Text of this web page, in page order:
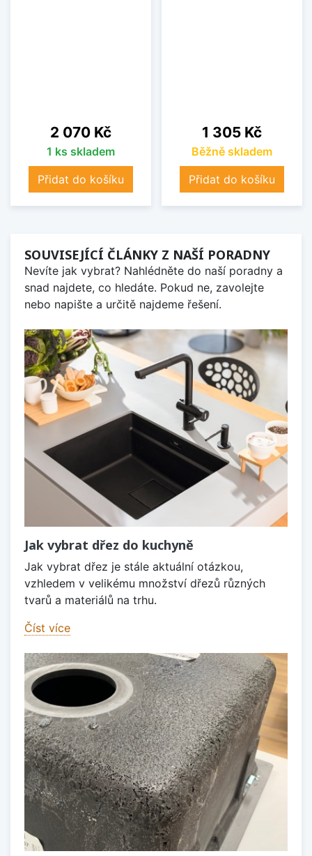
Cena
2 070 Kč
1 ks skladem
Přidat do košíku
Cena
1 305 Kč
Běžně skladem
Přidat do košíku
SOUVISEJÍCÍ ČLÁNKY Z NAŠÍ PORADNY
Nevíte jak vybrat? Nahlédněte do naší poradny a
snad najdete, co hledáte. Pokud ne, zavolejte
nebo napište a určitě najdeme řešení.
Jak vybrat dřez do kuchyně
Jak vybrat dřez je stále aktuální otázkou,
vzhledem v velikému množství dřezů různých
tvarů a materiálů na trhu.
Číst více